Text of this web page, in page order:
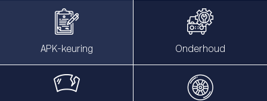
APK-keuring Onderhoud